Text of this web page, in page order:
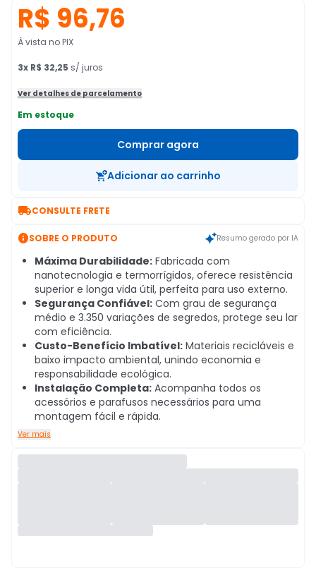
R$ 96,76
À vista no PIX
3x R$ 32,25 s/ juros
Ver detalhes de parcelamento
Em estoque
Comprar agora
Adicionar ao carrinho
CONSULTE FRETE
SOBRE O PRODUTO Resumo gerado por IA
Máxima Durabilidade: Fabricada com
nanotecnologia e termorrígidos, oferece resistência
superior e longa vida útil, perfeita para uso externo.
Segurança Confiável: Com grau de segurança
médio e 3.350 variações de segredos, protege seu lar
com eficiência.
Custo-Benefício Imbatível: Materiais recicláveis e
baixo impacto ambiental, unindo economia e
responsabilidade ecológica.
Instalação Completa: Acompanha todos os
acessórios e parafusos necessários para uma
montagem fácil e rápida.
Ver mais